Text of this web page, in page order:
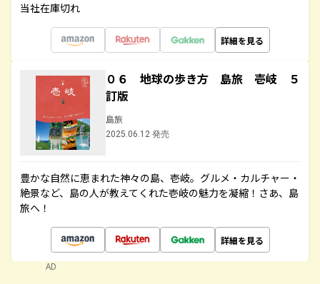
当社在庫切れ
詳細を見る
０６ 地球の歩き方 島旅 壱岐 ５
訂版
島旅
2025.06.12 発売
豊かな自然に恵まれた神々の島、壱岐。グルメ・カルチャー・
絶景など、島の人が教えてくれた壱岐の魅力を凝縮！さあ、島
旅へ！
詳細を見る
AD